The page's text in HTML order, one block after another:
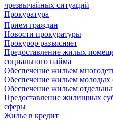
чрезвычайных ситуаций
Прокуратура
Прием граждан
Новости прокуратуры
Прокурор разъясняет
Предоставление жилых
социального найма
Обеспечение жильем
Обеспечение жильем молодых
Обеспечение жильем
Предоставление жилищных
сферы
Жилье в кредит